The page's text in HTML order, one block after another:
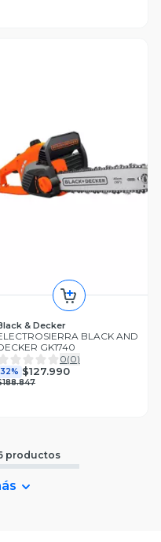
& Decker
BLACK AND
GK1740
0(0)
32% $127.990
productos